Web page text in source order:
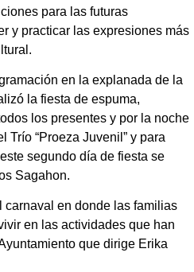
para las futuras
y practicar las expresiones más
en la explanada de la
la fiesta de espuma,
los presentes y por la noche
Trío “Proeza Juvenil” y para
segundo día de fiesta se
Sagahon.
carnaval en donde las familias
en las actividades que han
que dirige Erika